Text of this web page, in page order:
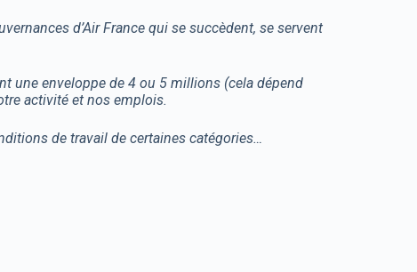
d’Air France qui se succèdent, se servent
une enveloppe de 4 ou 5 millions (cela dépend
activité et nos emplois.
de travail de certaines catégories…